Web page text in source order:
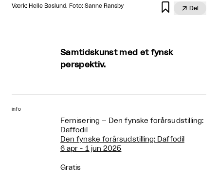
Værk: Helle Baslund. Foto: Sanne Ransby   Del
Samtidskunst med et fynsk
perspektiv.
info
Fernisering – Den fynske forårsudstilling:
Daffodil
Den fynske forårsudstilling: Daffodil
6 apr - 1 jun 2025
Gratis